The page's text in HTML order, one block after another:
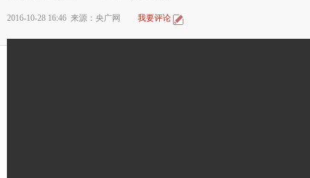
2016-10-28 16:46 来源：央广网 我要评论